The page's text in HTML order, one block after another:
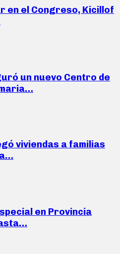
en el Congreso, Kicillof
un nuevo Centro de
viviendas a familias
en Provincia